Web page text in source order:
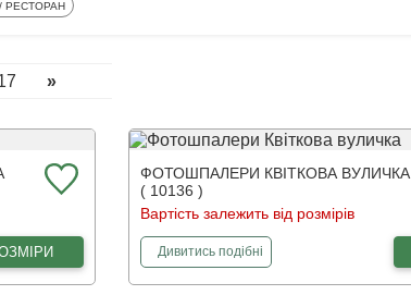
РЕСТОРАН
»
ФОТОШПАЛЕРИ КВІТКОВА ВУЛИЧКА
( 10136 )
Вартість залежить від розмірів
Дивитисьфотошпалери
подібніКвіткова вуличка